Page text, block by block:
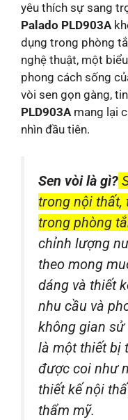
yêu thích sự sang
Palado PLD903A
dụng trong phòng
nghệ thuật, một
phong cách sống
vòi sen gọn gàng,
PLD903Amang lại
nhìn đầu tiên.
Sen vòi là gì?
trong nội thất,
trong phòng
chỉnh lượng
theo mong
dáng và thiết
nhu cầu và
không gian sử
là một thiết bị
được coi như
thiết kế nội
thẩm mỹ.